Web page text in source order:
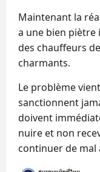
Maintenant la
a une bien piètre
des chauffeurs
charmants.
Le problème
sanctionnent
doivent
nuire et non
continuer de mal